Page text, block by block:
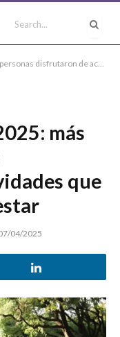
actividades que promueven el bienestar
más
que
04/2025